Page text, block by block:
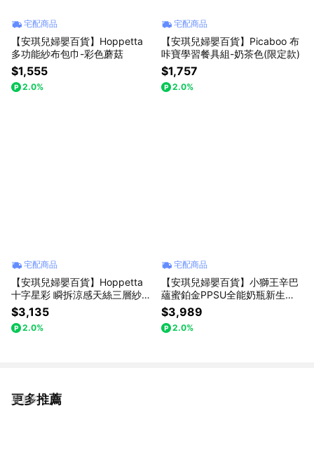
宅配商品
【安琪兒婦嬰百貨】Hoppetta
多功能紗布包巾-彩色蘑菇
$1,555
2.0%
宅配商品
【安琪兒婦嬰百貨】Picaboo 布
咔寶學習餐具組-奶茶色(限定款)
$1,757
2.0%
宅配商品
【安琪兒婦嬰百貨】Hoppetta
十字星彩 瞬拆涼感天絲三層紗防
踢背心(可拆替換透氣排汗網眼
布-2-7歲-粉藍
$3,135
2.0%
宅配商品
【安琪兒婦嬰百貨】小獅王辛巴
蘊蜜鉑金PPSU全能奶瓶新生禮
盒
$3,989
2.0%
更多推薦
看更多